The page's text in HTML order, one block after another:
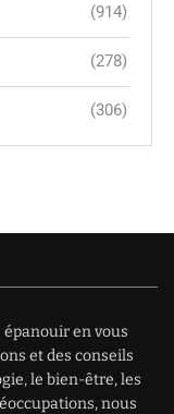
(914)
(278)
(306)
épanouir en vous
et des conseils
le bien-être, les
nous